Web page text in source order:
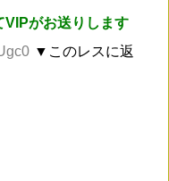
VIPがお送りします
▼このレスに返